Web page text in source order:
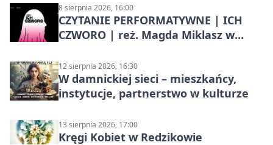
8 sierpnia 2026, 16:00
CZYTANIE PERFORMATYWNE | ICH
CZWORO | reż. Magda Miklasz w
12 sierpnia 2026, 16:30
W damnickiej sieci – mieszkańcy,
instytucje, partnerstwo w kulturze
13 sierpnia 2026, 17:00
Kręgi Kobiet w Redzikowie